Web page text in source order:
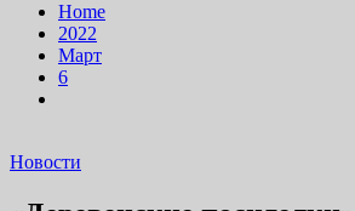
Home
2022
Март
6
Новости